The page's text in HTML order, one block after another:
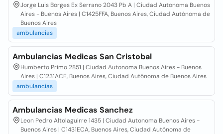
Jorge Luis Borges Ex Serrano 2043 Pb A | Ciudad Autonoma Buenos
Aires - Buenos Aires | C1425FFA, Buenos Aires, Ciudad Autónoma de
Buenos Aires
ambulancias
Ambulancias Medicas San Cristobal
Humberto Primo 2851 | Ciudad Autonoma Buenos Aires - Buenos
Aires | C1231ACE, Buenos Aires, Ciudad Autónoma de Buenos Aires
ambulancias
Ambulancias Medicas Sanchez
Leon Pedro Altolaguirre 1435 | Ciudad Autonoma Buenos Aires -
Buenos Aires | C1431ECA, Buenos Aires, Ciudad Autónoma de